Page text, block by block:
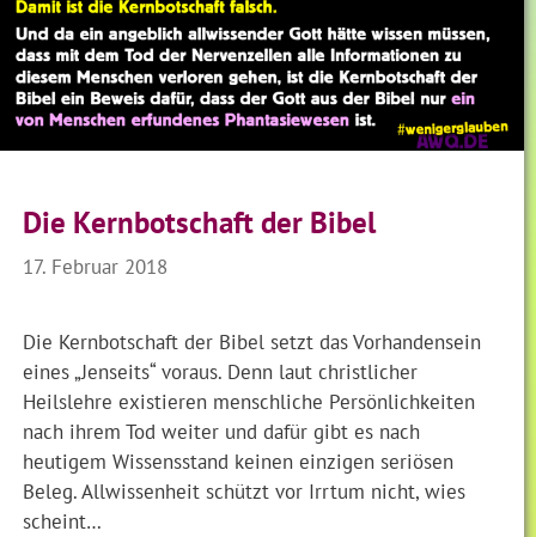
Die Kernbotschaft der Bibel
17. Februar 2018
Die Kernbotschaft der Bibel setzt das Vorhandensein
eines „Jenseits“ voraus. Denn laut christlicher
Heilslehre existieren menschliche Persönlichkeiten
nach ihrem Tod weiter und dafür gibt es nach
heutigem Wissensstand keinen einzigen seriösen
Beleg. Allwissenheit schützt vor Irrtum nicht, wies
scheint…